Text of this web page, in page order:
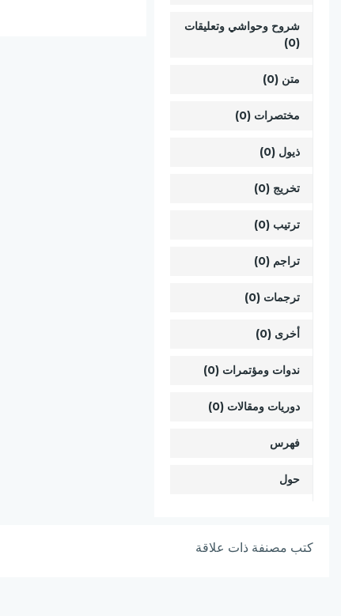
شروح وحواشي وتعليقات
(0)
متن (0)
مختصرات (0)
ذيول (0)
تخريج (0)
ترتيب (0)
تراجم (0)
ترجمات (0)
أخرى (0)
ندوات ومؤتمرات (0)
دوريات ومقالات (0)
فهرس
حول
كتب مصنفة ذات علاقة